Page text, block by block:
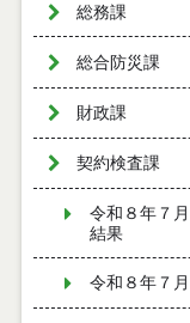
総務課
総合防災課
財政課
契約検査課
令和８年７
結果
令和８年７